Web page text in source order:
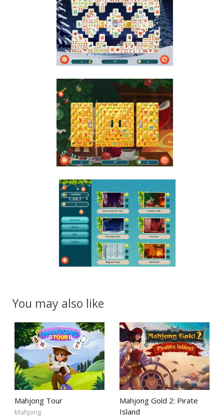
You may also like
Mahjong Tour
Mahjong
Mahjong Gold 2: Pirate
Island